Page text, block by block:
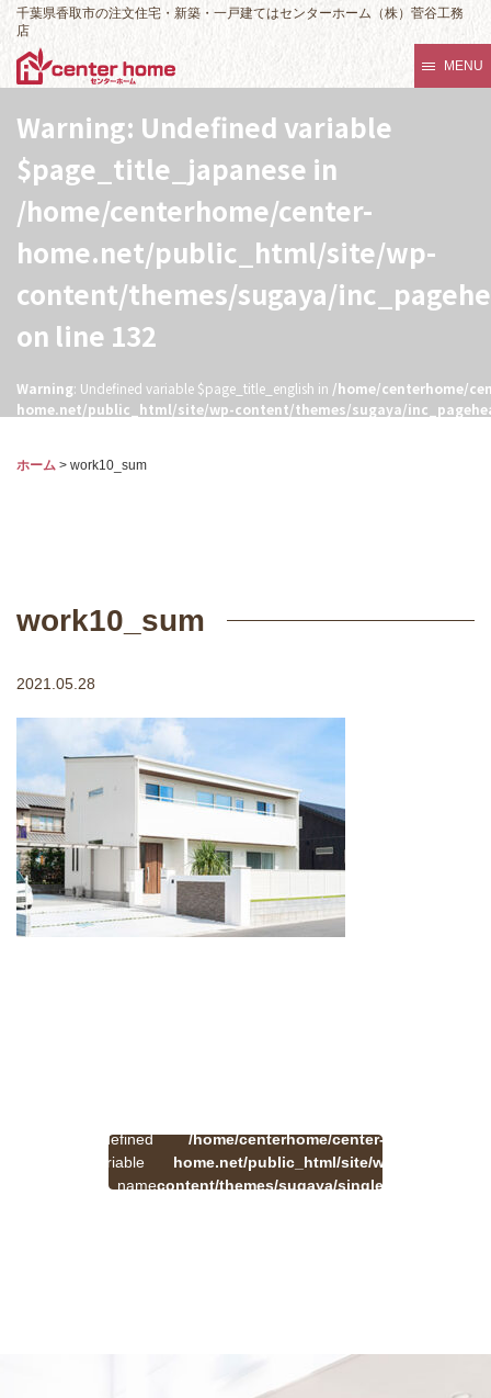
千葉県香取市の注文住宅・新築・一戸建てはセンターホーム（株）菅谷工務
店
MENU
Warning: Undefined variable
$page_title_japanese in
/home/centerhome/center-
home.net/public_html/site/wp-
content/themes/sugaya/
on line 132
Warning: Undefined variable $page_title_english in /home/centerhome/
home.net/public_html/site/wp-content/themes/sugaya/
ホーム > work10_sum
work10_sum
2021.05.28
Undefined
variable
$cat_name
/home/centerhome/center-
home.net/public_html/site/wp-
content/themes/sugaya/single.php